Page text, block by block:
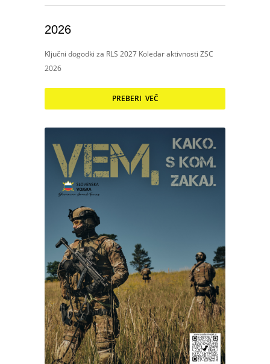
2026
Ključni dogodki za RLS 2027 Koledar aktivnosti ZSC
2026
PREBERI VEČ